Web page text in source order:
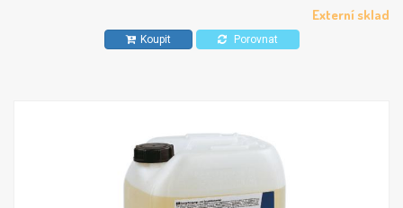
Externí sklad
Koupit Porovnat